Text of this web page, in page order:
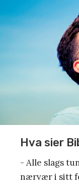
Hva sier
- Alle slags
nærvær i sitt